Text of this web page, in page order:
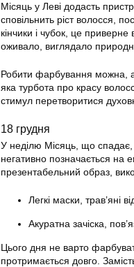
Місяць у Леві додасть
сповільнить ріст волосся,
кінчики і чубок, це приверне
оживало, виглядало
Робити фарбування можна,
яка турбота про красу
стимул перетворитися
18 грудня
У неділю Місяць, що
негативно позначається на
презентабельний образ,
Легкі маски, трав’яні
Акуратна зачіска,
Цього дня не варто
протримається довго.